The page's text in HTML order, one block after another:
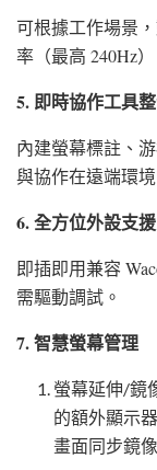
可根據工作場景
率（最高 240Hz
5. 即時協作工具
內建螢幕標註、
與協作在遠端環
6. 全方位外設支援
即插即用兼容
需驅動調試。
7. 智慧螢幕管理
螢幕延伸/鏡
的額外顯示
畫面同步鏡